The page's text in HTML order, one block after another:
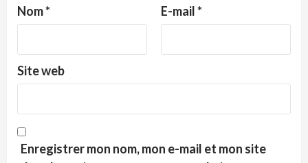
Nom* E-mail*
Site web
Enregistrer mon nom, mon e-mail et mon site